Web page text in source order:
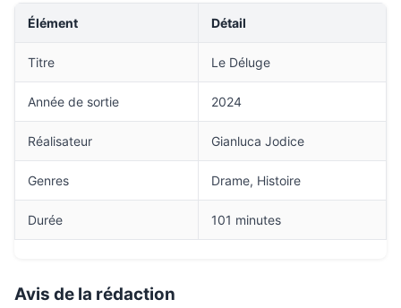
Élément Détail
Titre Le Déluge
Année de sortie 2024
Réalisateur Gianluca Jodice
Genres Drame, Histoire
Durée 101 minutes
Avis de la rédaction